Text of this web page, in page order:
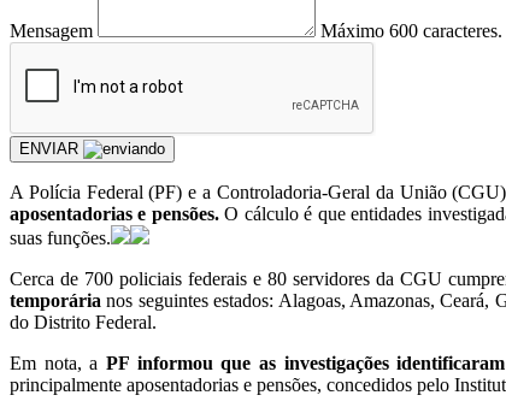
Mensagem Máximo 600 caracteres.
ENVIAR
A Polícia Federal (PF) e a Controladoria-Geral da União
aposentadorias e pensões.O cálculo é que entidades
suas funções.
Cerca de 700 policiais federais e 80 servidores da CGU
temporárianos seguintes estados: Alagoas, Amazonas,
do Distrito Federal.
Em nota, aPF informou que as investigações
principalmente aposentadorias e pensões, concedidos pelo